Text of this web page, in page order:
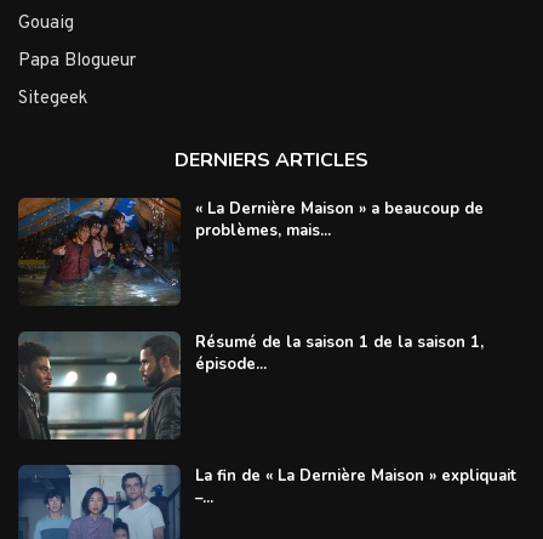
Gouaig
Papa Blogueur
Sitegeek
DERNIERS ARTICLES
« La Dernière Maison » a beaucoup de
problèmes, mais...
Résumé de la saison 1 de la saison 1,
épisode...
La fin de « La Dernière Maison » expliquait
–...